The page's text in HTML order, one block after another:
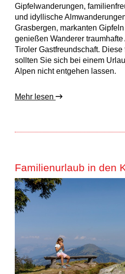
Gipfelwanderungen,
und idyllische
Grasbergen, markanten
genießen Wanderer
Tiroler Gastfreundschaft.
sollten Sie sich bei einem
Alpen nicht entgehen lassen.
Mehr lesen
Familienurlaub in den